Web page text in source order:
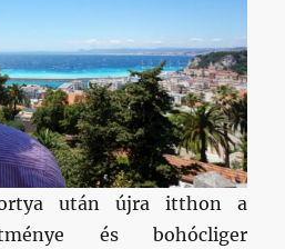
után újra itthon a
és bohócliger